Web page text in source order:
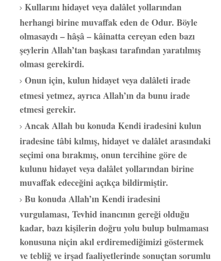
Kullarını hidayet veya dalâlet yollarından
herhangi birine muvaffak eden de Odur. Böyle
olmasaydı – hâşâ – kâinatta cereyan eden bazı
şeylerin Allah’tan başkası tarafından yaratılmış
olması gerekirdi.
Onun için, kulun hidayet veya dalâleti irade
etmesi yetmez, ayrıca Allah’ın da bunu irade
etmesi gerekir.
Ancak Allah bu konuda Kendi iradesini kulun
iradesine tâbi kılmış, hidayet ve dalâlet arasındaki
seçimi ona bırakmış, onun tercihine göre de
kulunu hidayet veya dalâlet yollarından birine
muvaffak edeceğini açıkça bildirmiştir.
Bu konuda Allah’ın Kendi iradesini
vurgulaması, Tevhid inancının gereği olduğu
kadar, bazı kişilerin doğru yolu bulup bulmaması
konusuna niçin akıl erdiremediğimizi göstermek
ve tebliğ ve irşad faaliyetlerinde sonuçtan sorumlu